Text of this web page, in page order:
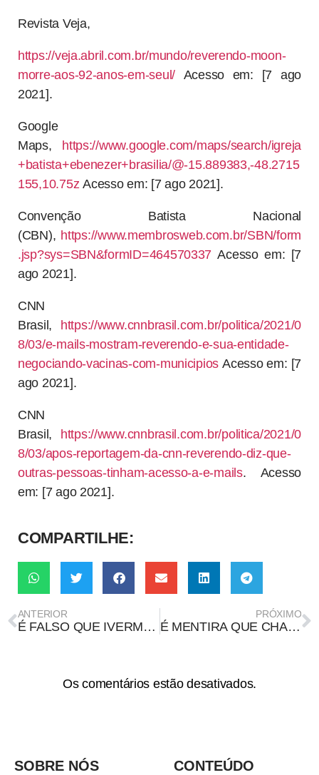
Revista Veja,
https://veja.abril.com.br/mundo/reverendo-moon-
morre-aos-92-anos-em-seul/Acesso em: [7 ago
2021].
Google
Maps, https://www.google.com/maps/search/igreja
+batista+ebenezer+brasilia/@-15.889383,-48.2715
155,10.75zAcesso em: [7 ago 2021].
Convenção Batista Nacional
(CBN), https://www.membrosweb.com.br/SBN/form
.jsp?sys=SBN&formID=464570337 Acesso em: [7
ago 2021].
CNN
Brasil,
https://www.cnnbrasil.com.br/politica/2021/0
8/03/e-mails-mostram-reverendo-e-sua-entidade-
negociando-vacinas-com-municipios Acesso em: [7
ago 2021].
CNN
Brasil,
https://www.cnnbrasil.com.br/politica/2021/0
8/03/apos-reportagem-da-cnn-reverendo-diz-que-
outras-pessoas-tinham-acesso-a-e-mails. Acesso
em: [7 ago 2021].
COMPARTILHE:
ANTERIOR
É FALSO QUE IVERMECTINA PODERIA TER EVITADO 250 MIL MORTES POR COVID-19
PRÓXIMO
É MENTIRA QUE CHACOALHAR O CELULAR COM O FACEBOOK ABERTO ATIVA DENÚNCIA DE ABUSO CONTRA A MULHER
Os comentários estão desativados.
SOBRE NÓS CONTEÚDO